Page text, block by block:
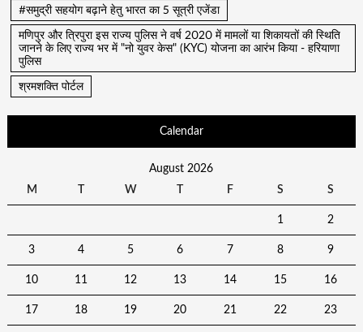
#समुद्री सहयोग बढ़ाने हेतु भारत का 5 सूत्री एजेंडा
मणिपुर और त्रिपुरा इस राज्य पुलिस ने वर्ष 2020 में मामलों या शिकायतों की स्थिति
जानने के लिए राज्य भर में "नो युवर केस" (KYC) योजना का आरंभ किया - हरियाणा
पुलिस
श्रमशक्ति पोर्टल
Calendar
August 2026
M
T W T F S S
1 2
3 4 5 6 7 8 9
10 11 12 13 14 15 16
17 18 19 20 21 22 23